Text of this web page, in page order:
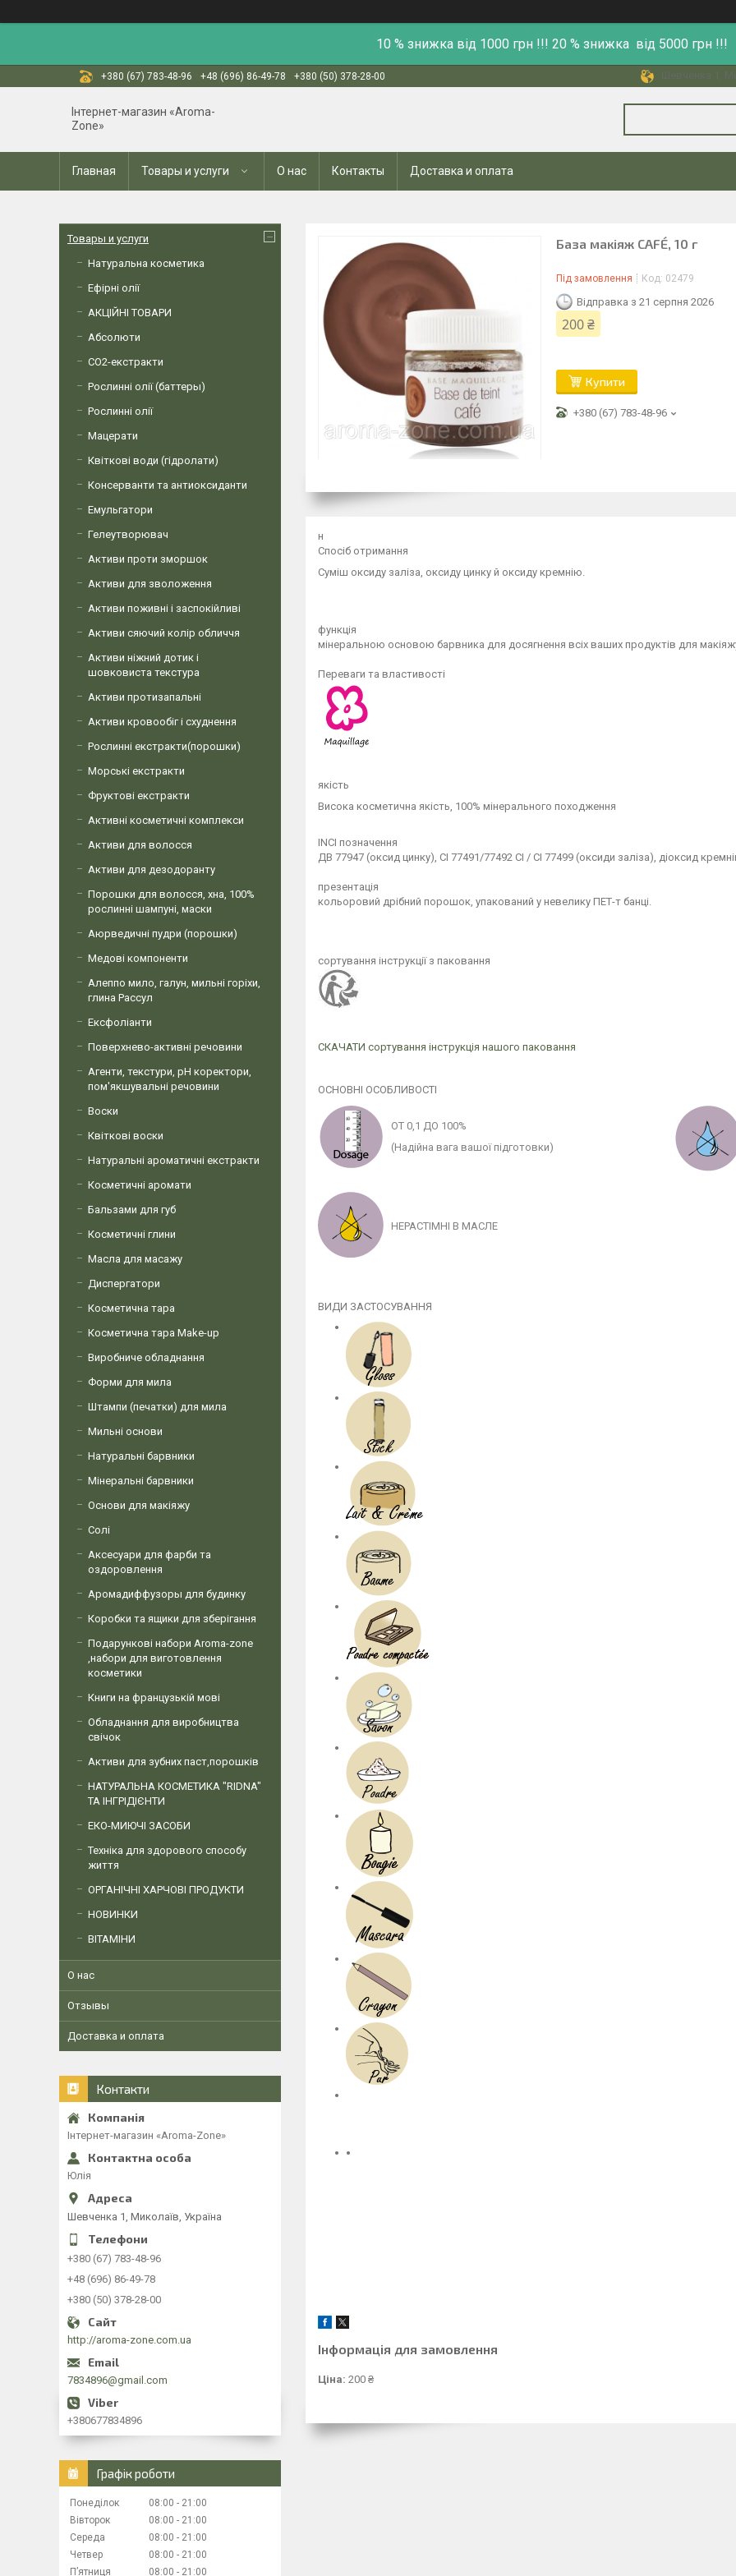
10 % знижка від 1000 грн !!! 20 % знижка від 5000 грн !!!
+380 (67) 783-48-96 +48 (696) 86-49-78 +380 (50) 378-28-00 Шевченка 1,
Інтернет-магазин «Aroma-
Zone»
Главная Товары и услуги О нас Контакты Доставка и оплата
База макіяж CAFÉ, 10 г
Під замовлення Код: 02479
Відправка з 21 серпня 2026
200 ₴
Купити
+380 (67) 783-48-96
н
Спосіб отримання
Суміш оксиду заліза, оксиду цинку й оксиду кремнію.
функція
мінеральною основою барвника для досягнення всіх ваших продуктів для
Переваги та властивості
якість
Висока косметична якість, 100% мінерального походження
INCI позначення
ДВ 77947 (оксид цинку), CI 77491/77492 CI / CI 77499 (оксиди заліза), діоксид
презентація
кольоровий дрібний порошок, упакований у невелику ПЕТ-т банці.
сортування інструкції з паковання
СКАЧАТИ сортування інструкція нашого паковання
ОСНОВНІ ОСОБЛИВОСТІ
ОТ 0,1 ДО 100%
(Надійна вага вашої підготовки)
НЕРАСТІМНІ В МАСЛЕ
ВИДИ ЗАСТОСУВАННЯ
Інформація для замовлення
Ціна: 200 ₴
Товары и услуги
Натуральна косметика
Ефірні олії
АКЦІЙНІ ТОВАРИ
Абсолюти
СО2-екстракти
Рослинні олії (баттеры)
Рослинні олії
Мацерати
Квіткові води (гідролати)
Консерванти та антиоксиданти
Емульгатори
Гелеутворювач
Активи проти зморшок
Активи для зволоження
Активи поживні і заспокійливі
Активи сяючий колір обличчя
Активи ніжний дотик і
шовковиста текстура
Активи протизапальні
Активи кровообіг і схуднення
Рослинні екстракти(порошки)
Морські екстракти
Фруктові екстракти
Активні косметичні комплекси
Активи для волосся
Активи для дезодоранту
Порошки для волосся, хна, 100%
рослинні шампуні, маски
Аюрведичні пудри (порошки)
Медові компоненти
Алеппо мило, галун, мильні горіхи,
глина Рассул
Ексфоліанти
Поверхнево-активні речовини
Агенти, текстури, рН коректори,
пом'якшувальні речовини
Воски
Квіткові воски
Натуральні ароматичні екстракти
Косметичні аромати
Бальзами для губ
Косметичні глини
Масла для масажу
Диспергатори
Косметична тара
Косметична тара Make-up
Виробниче обладнання
Форми для мила
Штампи (печатки) для мила
Мильні основи
Натуральні барвники
Мінеральні барвники
Основи для макіяжу
Солі
Аксесуари для фарби та
оздоровлення
Аромадиффузоры для будинку
Коробки та ящики для зберігання
Подарункові набори Aroma-zone
,набори для виготовлення
косметики
Книги на французькій мові
Обладнання для виробництва
свічок
Активи для зубних паст,порошків
НАТУРАЛЬНА КОСМЕТИКА "RIDNA"
ТА ІНГРІДІЄНТИ
ЕКО-МИЮЧІ ЗАСОБИ
Техніка для здорового способу
життя
ОРГАНІЧНІ ХАРЧОВІ ПРОДУКТИ
НОВИНКИ
ВІТАМІНИ
О нас
Отзывы
Доставка и оплата
Контакти
Інтернет-магазин «Aroma-Zone»
Юлія
Шевченка 1, Миколаїв, Україна
+380 (67) 783-48-96
+48 (696) 86-49-78
+380 (50) 378-28-00
http://aroma-zone.com.ua
7834896@gmail.com
+380677834896
Графік роботи
Понеділок 08:00
21:00
Вівторок
08:00
21:00
Середа
08:00
21:00
Четвер
08:00
21:00
Пʼятниця
08:00 21:00